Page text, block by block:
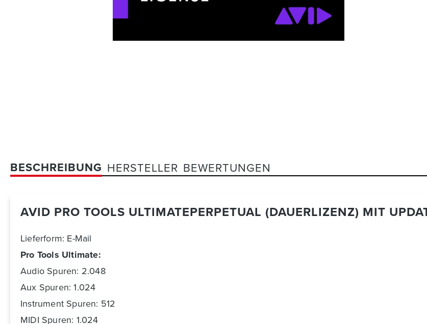
BESCHREIBUNG HERSTELLER BEWERTUNGEN
AVID PRO TOOLS ULTIMATEPERPETUAL (DAUERLIZENZ) MIT
Lieferform: E-Mail
Pro Tools Ultimate:
Audio Spuren: 2.048
Aux Spuren: 1.024
Instrument Spuren: 512
MIDI Spuren: 1.024